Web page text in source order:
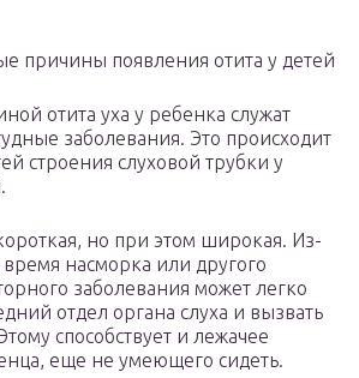
причины появления отита у детей
отита уха у ребенка служат
заболевания. Это происходит
строения слуховой трубки у
но при этом широкая. Из-
время насморка или другого
заболевания может легко
отдел органа слуха и вызвать
способствует и лежачее
еще не умеющего сидеть.